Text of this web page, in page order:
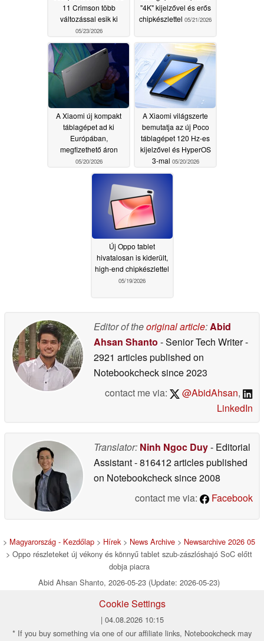
11 Crimson több
változással esik ki
05/23/2026
"4K" kijelzővel és erős
chipkészlettel 05/21/2026
A Xiaomi új kompakt
táblagépet ad ki
Európában,
megfizethető áron
05/20/2026
A Xiaomi világszerte
bemutatja az új Poco
táblagépet 120 Hz-es
kijelzővel és HyperOS
3-mal 05/20/2026
Új Oppo tablet
hivatalosan is kiderült,
high-end chipkészlettel
05/19/2026
Editor of theoriginal article:Abid
Ahsan Shanto - Senior Tech Writer-
2921 articles published on
Notebookchecksince 2023
contact me via:
@AbidAhsan,
LinkedIn
Translator: Ninh Ngoc Duy- Editorial
Assistant- 816412 articles published
on Notebookchecksince 2008
contact me via:
Facebook
> Magyarország - Kezdőlap > Hírek> News Archive > Newsarchive 2026 05
> Oppo részleteket új vékony és könnyű tablet szub-zászlóshajó SoC előtt
dobja piacra
Abid Ahsan Shanto, 2026-05-23 (Update: 2026-05-23)
Cookie Settings
| 04.08.2026 10:15
* If you buy something via one of our affiliate links, Notebookcheck may